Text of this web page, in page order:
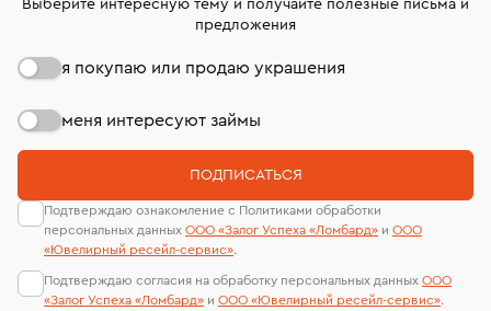
Выберите интересную тему и получайте полезные письма и
предложения
я покупаю или продаю украшения
меня интересуют займы
ПОДПИСАТЬСЯ
Подтверждаю ознакомление с Политиками обработки
персональных данных ООО «Залог Успеха «Ломбард» и ООО
«Ювелирный ресейл-сервиc».
Подтверждаю согласия на обработку персональных данных ООО
«Залог Успеха «Ломбард» и ООО «Ювелирный ресейл-сервиc».